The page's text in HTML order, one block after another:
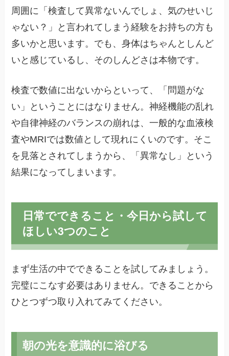
周囲に「検査して異常ないんでしょ、気のせいじ
ゃない？」と言われてしまう経験をお持ちの方も
多いかと思います。でも、身体はちゃんとしんど
いと感じているし、そのしんどさは本物です。
検査で数値に出ないからといって、「問題がな
い」ということにはなりません。神経機能の乱れ
や自律神経のバランスの崩れは、一般的な血液検
査やMRIでは数値として現れにくいのです。そこ
を見落とされてしまうから、「異常なし」という
結果になってしまいます。
日常でできること・今日から試して
ほしい3つのこと
まず生活の中でできることを試してみましょう。
完璧にこなす必要はありません。できることから
ひとつずつ取り入れてみてください。
朝の光を意識的に浴びる